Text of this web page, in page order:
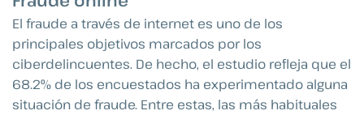
El fraude a través de internet es uno de los
principales objetivos marcados por los
ciberdelincuentes. De hecho, el estudio refleja que el
68.2% de los encuestados ha experimentado alguna
situación de fraude. Entre estas, las más habituales